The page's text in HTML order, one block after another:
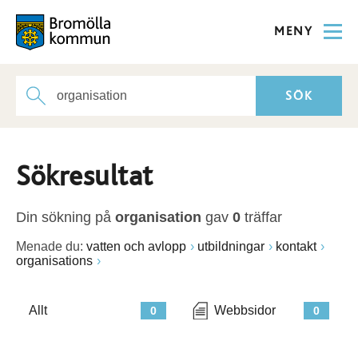
MENY
Sökresultat
Din sökning på organisation gav 0 träffar
Menade du: vatten och avlopp utbildningar
kontakt
organisations
0
Allt 0
Webbsidor